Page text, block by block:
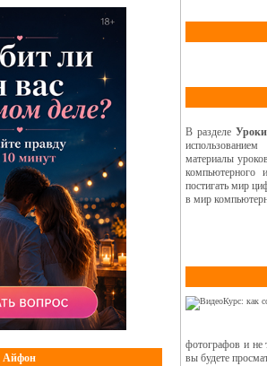
Айфон
В разделе
материалы
постигать мир
в мир
фотографов и не
вы будете